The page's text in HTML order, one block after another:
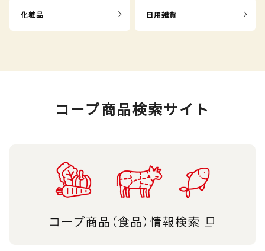
化粧品 日用雑貨
コープ商品検索サイト